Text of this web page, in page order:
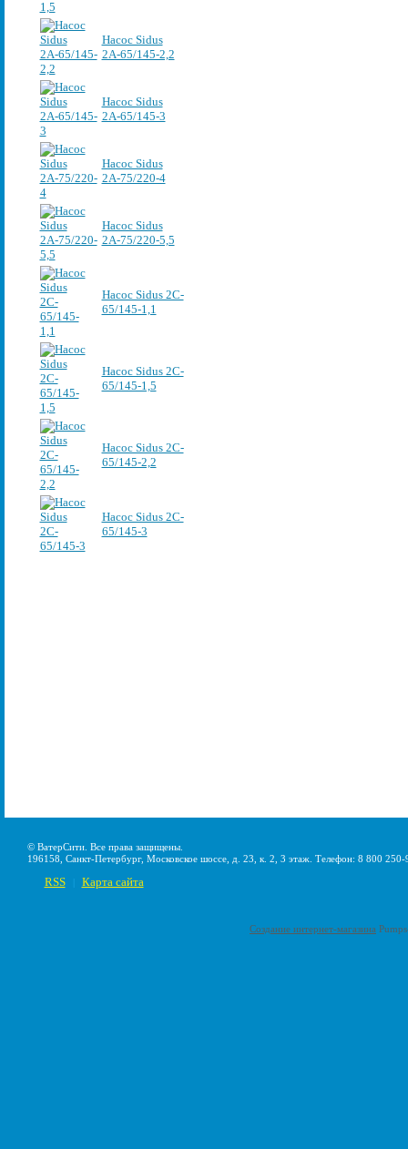
Насос Sidus
2А-65/145-2,2
Насос Sidus
2А-65/145-3
Насос Sidus
2А-75/220-4
Насос Sidus
2А-75/220-5,5
Насос Sidus 2C-
65/145-1,1
Насос Sidus 2C-
65/145-1,5
Насос Sidus 2C-
65/145-2,2
Насос Sidus 2C-
65/145-3
© ВатерСити. Все права защищены.
196158, Санкт-Петербург, Московское шоссе, д. 23, к. 2, 3 этаж. Телефон: 8 800
RSS Карта сайта
Создание интернет-магазина